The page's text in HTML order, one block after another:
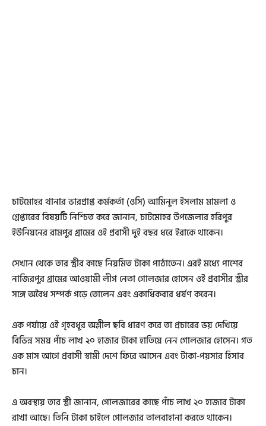
চাটমোহর থানার ভারপ্রাপ্ত কর্মকর্তা (ওসি) আমিনুল ইসলাম মামলা ও
গ্রেপ্তারের বিষয়টি নিশ্চিত করে জানান, চাটমোহর উপজেলার হরিপুর
ইউনিয়নের রামপুর গ্রামের ওই প্রবাসী দুই বছর ধরে ইরাকে থাকেন।
সেখান থেকে তার স্ত্রীর কাছে নিয়মিত টাকা পাঠাতেন। এরই মধ্যে পাশের
নাজিরপুর গ্রামের আওয়ামী লীগ নেতা গোলজার হোসেন ওই প্রবাসীর স্ত্রীর
সঙ্গে অবৈধ সম্পর্ক গড়ে তোলেন এবং একাধিকবার ধর্ষণ করেন।
এক পর্যায়ে ওই গৃহবধূর অশ্লীল ছবি ধারণ করে তা প্রচারের ভয় দেখিয়ে
বিভিন্ন সময় পাঁচ লাখ ২০ হাজার টাকা হাতিয়ে নেন গোলজার হোসেন। গত
এক মাস আগে প্রবাসী স্বামী দেশে ফিরে আসেন এবং টাকা-পয়সার হিসাব
চান।
এ অবস্থায় তার স্ত্রী জানান, গোলজারের কাছে পাঁচ লাখ ২০ হাজার টাকা
রাখা আছে। তিনি টাকা চাইলে গোলজার তালবাহানা করতে থাকেন।